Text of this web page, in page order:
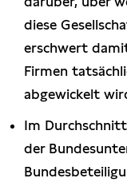
diese
erschwert
Firmen
abgewickelt
Im
der